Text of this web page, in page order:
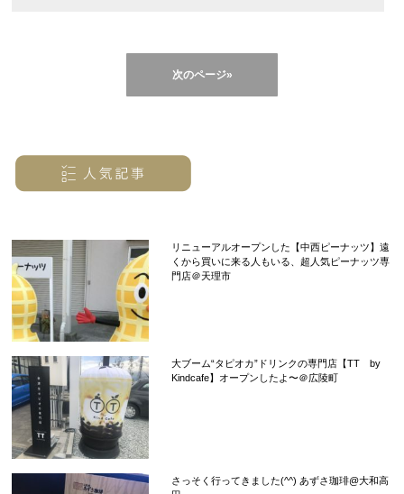
次のページ»
リニューアルオープンした【中西ピーナッツ】遠
くから買いに来る人もいる、超人気ピーナッツ専
門店＠天理市
大ブーム“タピオカ”ドリンクの専門店【TT by
Kindcafe】オープンしたよ〜＠広陵町
さっそく行ってきました(^^) あずさ珈琲@大和高